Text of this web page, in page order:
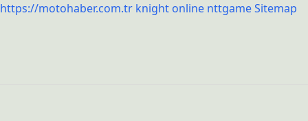
https://motohaber.com.tr knight online nttgameSitemap